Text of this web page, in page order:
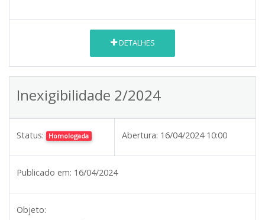
DETALHES
Inexigibilidade 2/2024
Status: Homologada Abertura: 16/04/2024 10:00
Publicado em: 16/04/2024
Objeto: